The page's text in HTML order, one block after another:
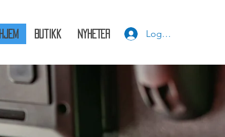
HJEM Butikk NYHETER Logg inn